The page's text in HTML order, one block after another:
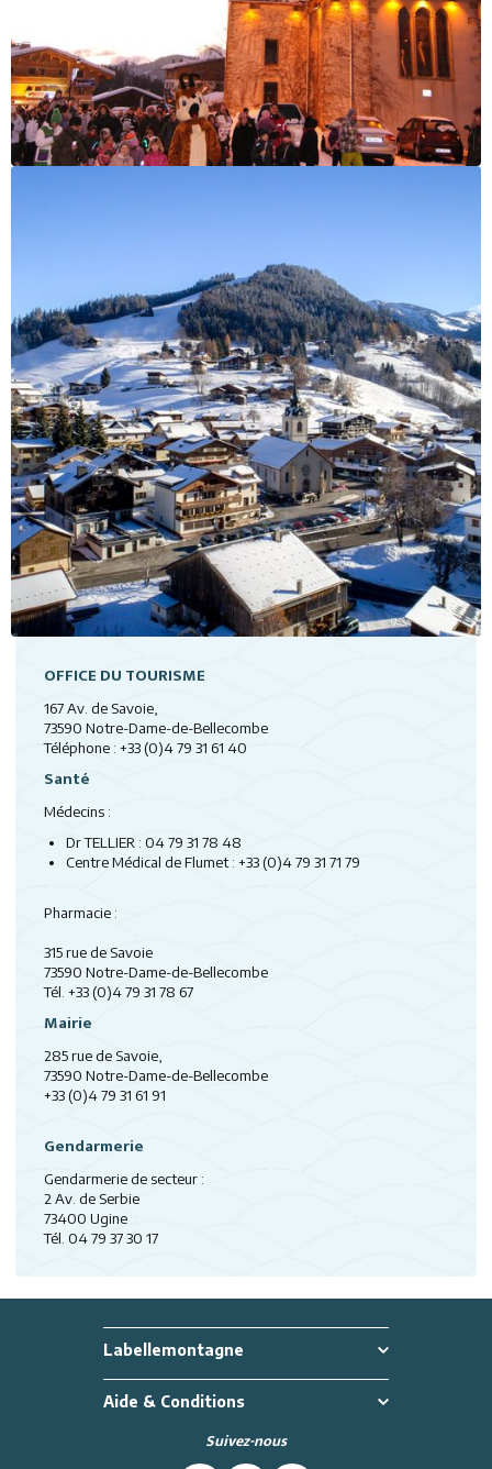
OFFICE DU TOURISME
167 Av. de Savoie,
73590 Notre-Dame-de-Bellecombe
Téléphone : +33 (0)4 79 31 61 40
Santé
Médecins :
Dr TELLIER : 04 79 31 78 48
Centre Médical de Flumet : +33 (0)4 79 31 71 79
Pharmacie :
315 rue de Savoie
73590 Notre-Dame-de-Bellecombe
Tél. +33 (0)4 79 31 78 67
Mairie
285 rue de Savoie,
73590 Notre-Dame-de-Bellecombe
+33 (0)4 79 31 61 91
Gendarmerie
Gendarmerie de secteur :
2 Av. de Serbie
73400 Ugine
Tél. 04 79 37 30 17
Labellemontagne
Aide & Conditions
Suivez-nous